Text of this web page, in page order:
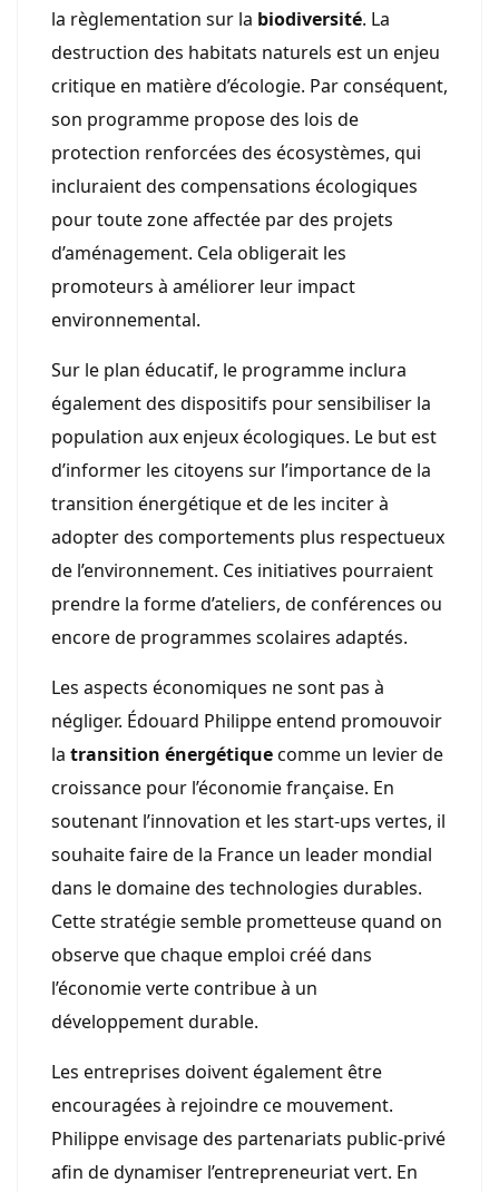
la règlementation sur la biodiversité. La
destruction des habitats naturels est un enjeu
critique en matière d’écologie. Par conséquent,
son programme propose des lois de
protection renforcées des écosystèmes, qui
incluraient des compensations écologiques
pour toute zone affectée par des projets
d’aménagement. Cela obligerait les
promoteurs à améliorer leur impact
environnemental.
Sur le plan éducatif, le programme inclura
également des dispositifs pour sensibiliser la
population aux enjeux écologiques. Le but est
d’informer les citoyens sur l’importance de la
transition énergétique et de les inciter à
adopter des comportements plus respectueux
de l’environnement. Ces initiatives pourraient
prendre la forme d’ateliers, de conférences ou
encore de programmes scolaires adaptés.
Les aspects économiques ne sont pas à
négliger. Édouard Philippe entend promouvoir
la transition énergétiquecomme un levier de
croissance pour l’économie française. En
soutenant l’innovation et les start-ups vertes, il
souhaite faire de la France un leader mondial
dans le domaine des technologies durables.
Cette stratégie semble prometteuse quand on
observe que chaque emploi créé dans
l’économie verte contribue à un
développement durable.
Les entreprises doivent également être
encouragées à rejoindre ce mouvement.
Philippe envisage des partenariats public-privé
afin de dynamiser l’entrepreneuriat vert. En